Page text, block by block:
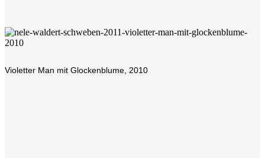
Violetter Man mit Glockenblume, 2010